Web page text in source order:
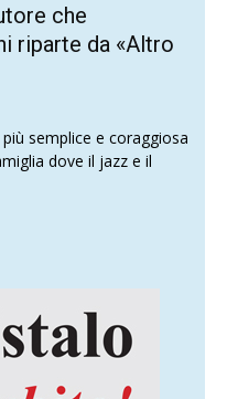
che
riparte da «Altro
semplice e coraggiosa
dove il jazz e il